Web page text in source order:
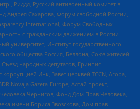
, Риддл, Русский антивоенный комитет в
Андрея Сахарова, Форум свободной России,
International, Форум Свободных
с гражданским движением в России –
университет, Институт государственного
общества Россия, Беллона, Союз жителей
народных депутатов, Гринпис
Инк, Завет церквей TCCN, Агора,
Novaja Gazeta-Europe, Алтай проект,
Чернигов, Фонд Дом Прав Человека,
имени Бориса Звозскова, Дом прав